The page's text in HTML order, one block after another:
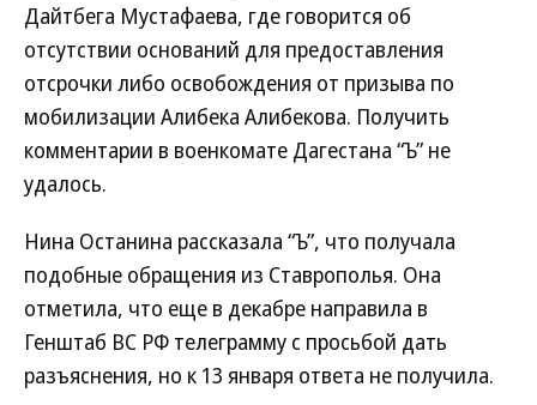
Дайтбега Мустафаева, где говорится об
отсутствии оснований для предоставления
отсрочки либо освобождения от призыва по
мобилизации Алибека Алибекова. Получить
комментарии в военкомате Дагестана “Ъ” не
удалось.
Нина Останина рассказала “Ъ”, что получала
подобные обращения из Ставрополья. Она
отметила, что еще в декабре направила в
Генштаб ВС РФ телеграмму с просьбой дать
разъяснения, но к 13 января ответа не получила.